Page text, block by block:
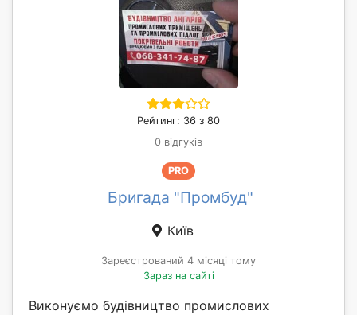
Рейтинг: 36 з 80
0 відгуків
PRO
Бригада "Промбуд"
Київ
Зареєстрований 4 місяці тому
Зараз на сайті
Виконуємо будівництво промислових